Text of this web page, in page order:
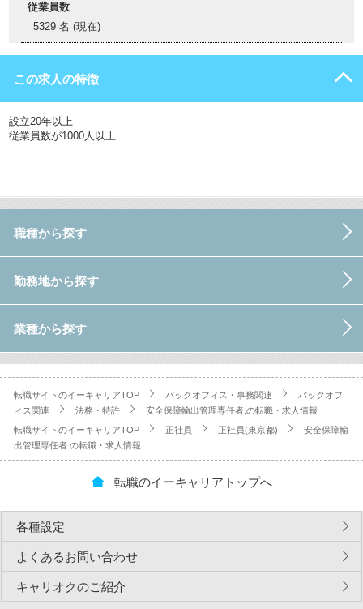
従業員数
5329 名 (現在)
この求人の特徴
設立20年以上
従業員数が1000人以上
職種から探す
勤務地から探す
業種から探す
転職サイトのイーキャリアTOP バックオフィス・事務関連
バックオフ
ィス関連
法務・特許 安全保障輸出管理専任者.の転職・求人情報
転職サイトのイーキャリアTOP 正社員 正社員(東京都)
安全保障輸
出管理専任者.の転職・求人情報
転職のイーキャリアトップへ
各種設定
よくあるお問い合わせ
キャリオクのご紹介